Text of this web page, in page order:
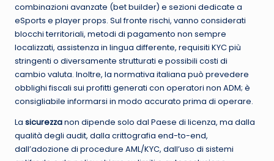
combinazioni avanzate (bet builder) e sezioni dedicate a
eSports e player props. Sul fronte rischi, vanno considerati
blocchi territoriali, metodi di pagamento non sempre
localizzati, assistenza in lingua differente, requisiti KYC più
stringenti o diversamente strutturati e possibili costi di
cambio valuta. Inoltre, la normativa italiana può prevedere
obblighi fiscali sui profitti generati con operatori non ADM; è
consigliabile informarsi in modo accurato prima di operare.
La sicurezzanon dipende solo dal Paese di licenza, ma dalla
qualità degli audit, dalla crittografia end-to-end,
dall’adozione di procedure AML/KYC, dall’uso di sistemi